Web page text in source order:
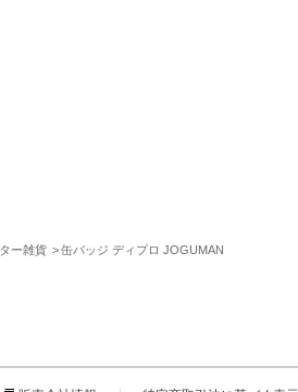
ー雑貨 缶バッジ ディプロ JOGUMAN